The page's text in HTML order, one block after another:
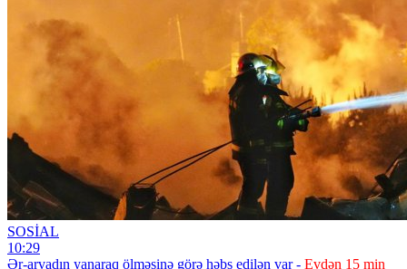
SOSİAL
10:29
Ər-arvadın yanaraq ölməsinə görə həbs edilən var - Evdən 15 min